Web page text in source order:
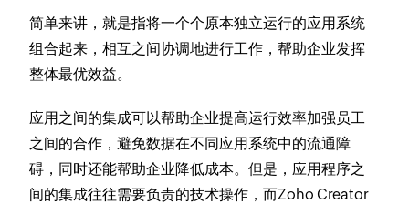
简单来讲，就是指将一个个原本独立运行的应用系统
组合起来，相互之间协调地进行工作，帮助企业发挥
整体最优效益。
应用之间的集成可以帮助企业提高运行效率加强员工
之间的合作，避免数据在不同应用系统中的流通障
碍，同时还能帮助企业降低成本。但是，应用程序之
间的集成往往需要负责的技术操作，而Zoho Creator